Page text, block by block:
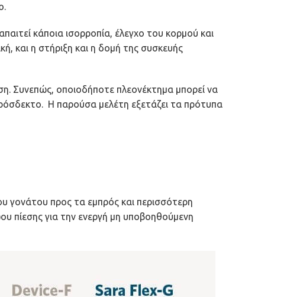
κάποια ισορροπία, έλεγχο του κορμού και
και η στήριξη και η δομή της συσκευής
Συνεπώς, οποιοδήποτε πλεονέκτημα μπορεί να
Η παρούσα μελέτη εξετάζει τα πρότυπα
γονάτου προς τα εμπρός και περισσότερη
πίεσης για την ενεργή μη υποβοηθούμενη